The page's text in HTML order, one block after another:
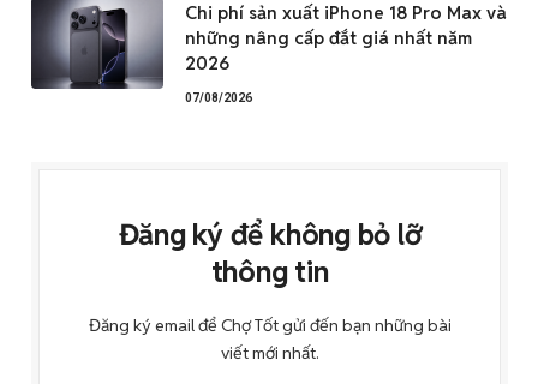
Chi phí sản xuất iPhone 18 Pro Max và
những nâng cấp đắt giá nhất năm
2026
07/08/2026
Đăng ký để không bỏ lỡ
thông tin
Đăng ký email để Chợ Tốt gửi đến bạn những bài
viết mới nhất.